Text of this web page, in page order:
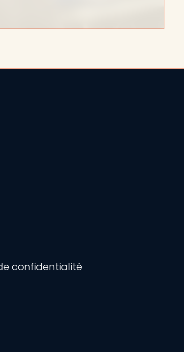
confidentialité